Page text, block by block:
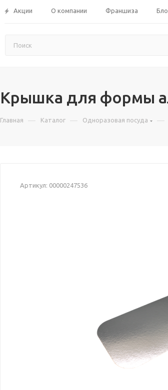
Акции О компании Франшиза
Крышка для формы
Главная — Каталог — Одноразовая посуда —
Артикул: 00000247536